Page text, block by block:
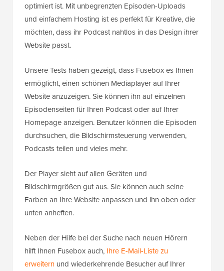
optimiert ist. Mit unbegrenzten Episoden-Uploads
und einfachem Hosting ist es perfekt für Kreative, die
möchten, dass ihr Podcast nahtlos in das Design ihrer
Website passt.
Unsere Tests haben gezeigt, dass Fusebox es Ihnen
ermöglicht, einen schönen Mediaplayer auf Ihrer
Website anzuzeigen. Sie können ihn auf einzelnen
Episodenseiten für Ihren Podcast oder auf Ihrer
Homepage anzeigen. Benutzer können die Episoden
durchsuchen, die Bildschirmsteuerung verwenden,
Podcasts teilen und vieles mehr.
Der Player sieht auf allen Geräten und
Bildschirmgrößen gut aus. Sie können auch seine
Farben an Ihre Website anpassen und ihn oben oder
unten anheften.
Neben der Hilfe bei der Suche nach neuen Hörern
hilft Ihnen Fusebox auch, Ihre E-Mail-Liste zu
erweitern und wiederkehrende Besucher auf Ihrer